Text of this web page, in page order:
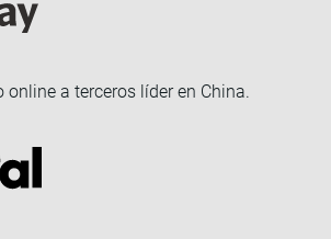
online a terceros líder en China.